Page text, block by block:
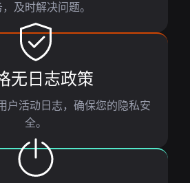
及时解决问题。
无日志政策
户活动日志，确保您的隐私安
全。